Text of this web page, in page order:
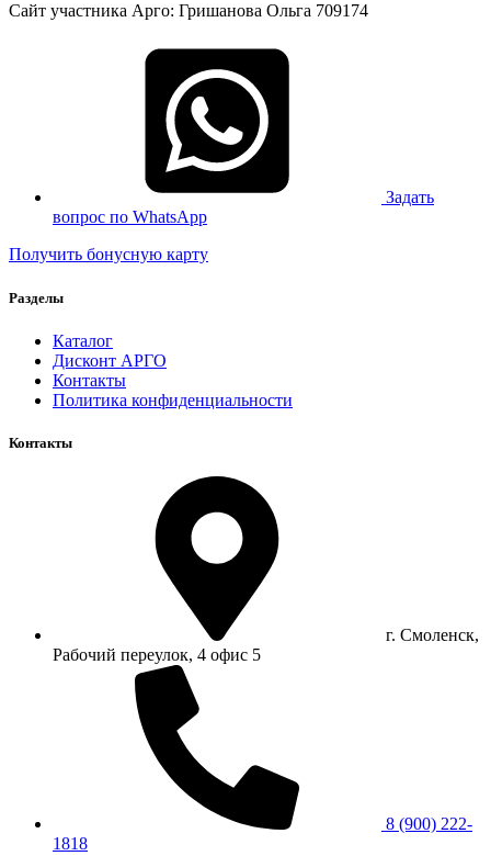
Сайт участника Арго: Гришанова Ольга 709174
Задать
вопрос по WhatsApp
Получить бонусную карту
Разделы
Каталог
Дисконт АРГО
Контакты
Политика конфиденциальности
Контакты
г. Смоленск,
Рабочий переулок, 4 офис 5
8 (900) 222-
1818